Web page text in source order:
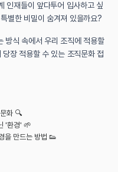
인재들이 앞다투어 입사하고 싶
별한 비밀이 숨겨져 있을까요?
방식 속에서 우리 조직에 적용할
장 적용할 수 있는 조직문화 접
화 🔍
'환경' 🌱
을 만드는 방법 👟